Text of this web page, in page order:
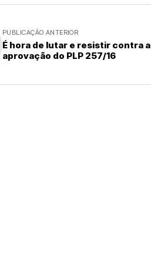
PUBLICAÇÃO ANTERIOR
É hora de lutar e resistir contra a
aprovação do PLP 257/16